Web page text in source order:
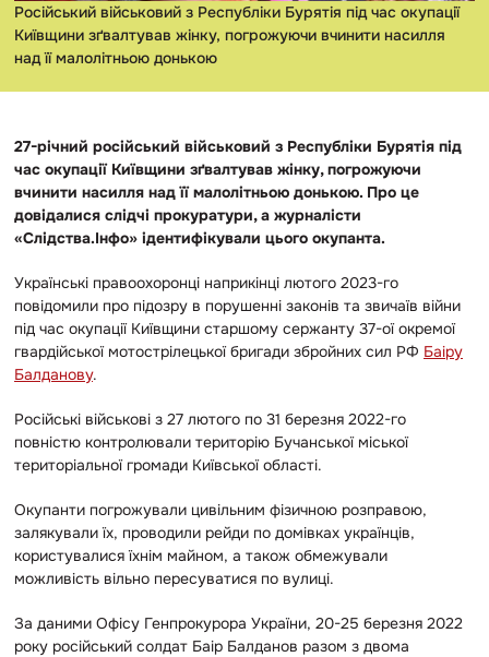
Російський військовий з Республіки Бурятія під час окупації
Київщини зґвалтував жінку, погрожуючи вчинити насилля
над її малолітньою донькою
27-річний російський військовий з Республіки Бурятія під
час окупації Київщини зґвалтував жінку, погрожуючи
вчинити насилля над її малолітньою донькою. Про це
довідалися слідчі прокуратури, а журналісти
«Слідства.Інфо» ідентифікували цього окупанта.
Українські правоохоронці наприкінці лютого 2023-го
повідомили про підозру в порушенні законів та звичаїв війни
під час окупації Київщини старшому сержанту 37-ої окремої
гвардійської мотострілецької бригади збройних сил РФ Баіру
Балданову.
Російські військові з 27 лютого по 31 березня 2022-го
повністю контролювали територію Бучанської міської
територіальної громади Київської області.
Окупанти погрожували цивільним фізичною розправою,
залякували їх, проводили рейди по домівках українців,
користувалися їхнім майном, а також обмежували
можливість вільно пересуватися по вулиці.
За даними Офісу Генпрокурора України, 20-25 березня 2022
року російський солдат Баір Балданов разом з двома